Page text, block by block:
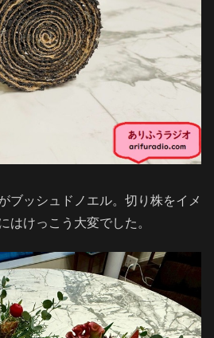
ブッシュドノエル。切り株をイメ
はけっこう大変でした。